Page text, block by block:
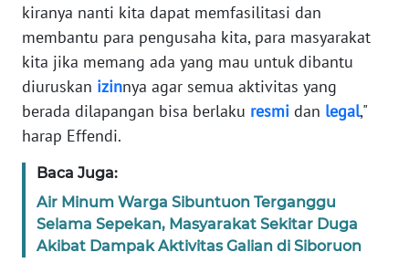
kiranya nanti kita dapat memfasilitasi dan
membantu para pengusaha kita, para masyarakat
kita jika memang ada yang mau untuk dibantu
diuruskan izinnya agar semua aktivitas yang
berada dilapangan bisa berlaku resmi dan legal,"
harap Effendi.
Baca Juga:
Air Minum Warga Sibuntuon Terganggu
Selama Sepekan, Masyarakat Sekitar Duga
Akibat Dampak Aktivitas Galian di Siboruon
WN
BABEL
WN
SUMBAR
WN
SUMSEL
WN
BENGKULU